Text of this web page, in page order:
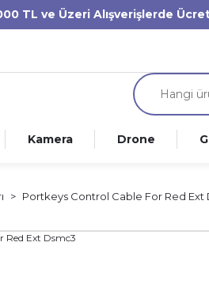
TL ve Üzeri Alışverişlerde
Kamera Drone
Portkeys Control Cable For Red Ext